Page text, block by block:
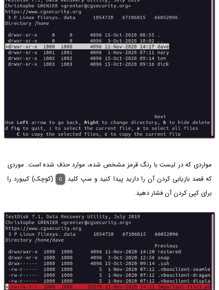
مواردی که در لیست با رنگ قرمز مشخص شده، موارد حذف شده است. موردی
که قصد بازیابی کردن آن را دارید پیدا کنید و سپ کلید c (کوچک) کیبورد را
برای کپی کردن آن فشار دهید.